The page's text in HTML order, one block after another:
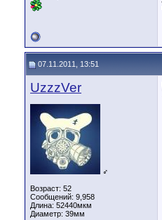
07.11.2011, 13:51
UzzzVer
♂
Возраст: 52
Сообщений: 9,958
Длина: 52440мкм
Диаметр: 39мм